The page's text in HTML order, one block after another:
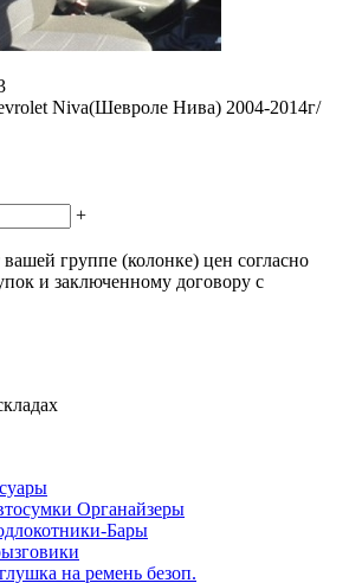
Niva(Шевроле Нива) 2004-2014г/
+
вашей группе (колонке) цен согласно
и заключенному договору с
Органайзеры
Бары
на ремень безоп.